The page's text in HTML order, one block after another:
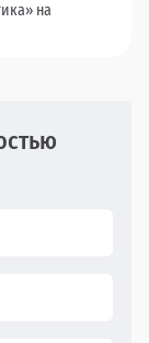
на